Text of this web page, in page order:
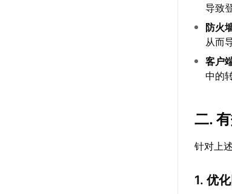
导致
防火
从而
客户
中的
二.
针对上
1. 优